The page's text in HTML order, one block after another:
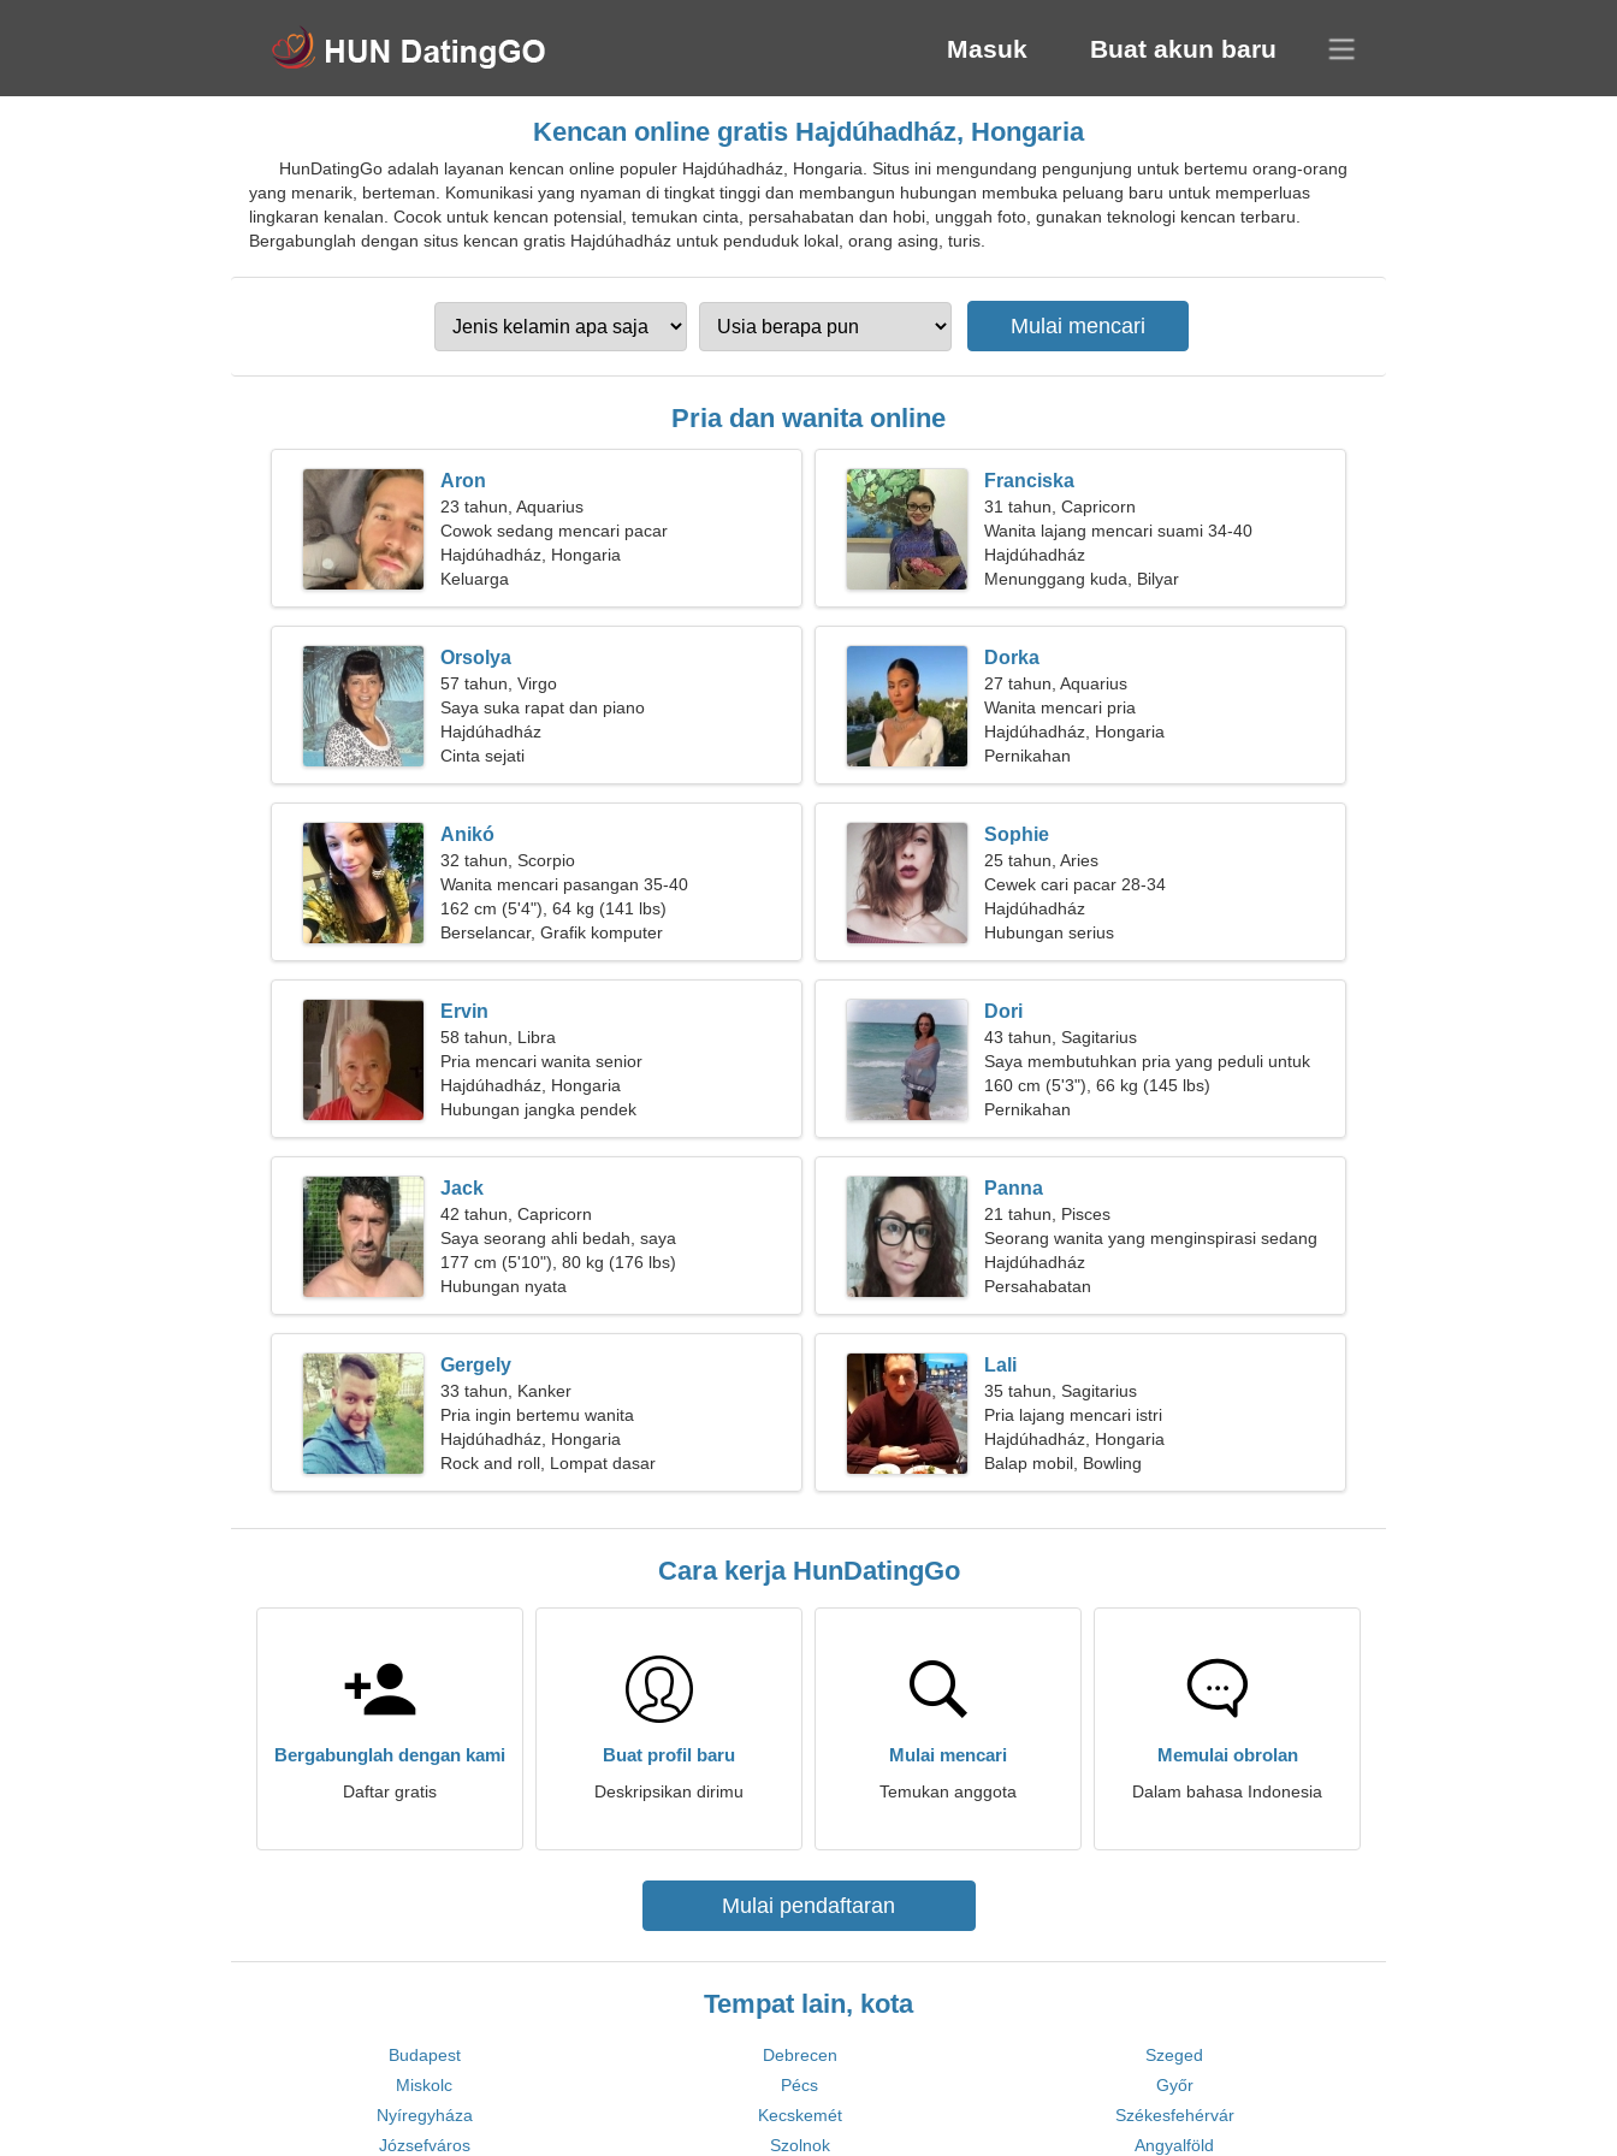
Masuk Buat akun baru
Kencan online gratis Hajdúhadház, Hongaria
HunDatingGo adalah layanan kencan online populer Hajdúhadház, Hongaria. Situs ini mengundang pengunjung untuk bertemu orang-orang
yang menarik, berteman. Komunikasi yang nyaman di tingkat tinggi dan membangun hubungan membuka peluang baru untuk memperluas
lingkaran kenalan. Cocok untuk kencan potensial, temukan cinta, persahabatan dan hobi, unggah foto, gunakan teknologi kencan terbaru.
Bergabunglah dengan situs kencan gratis Hajdúhadház untuk penduduk lokal, orang asing, turis.
Pria dan wanita online
Aron
23 tahun, Aquarius
Cowok sedang mencari pacar
Hajdúhadház, Hongaria
Keluarga
Franciska
31 tahun, Capricorn
Wanita lajang mencari suami 34-40
Hajdúhadház
Menunggang kuda, Bilyar
Orsolya
57 tahun, Virgo
Saya suka rapat dan piano
Hajdúhadház
Cinta sejati
Dorka
27 tahun, Aquarius
Wanita mencari pria
Hajdúhadház, Hongaria
Pernikahan
Anikó
32 tahun, Scorpio
Wanita mencari pasangan 35-40
162 cm (5'4"), 64 kg (141 lbs)
Berselancar, Grafik komputer
Sophie
25 tahun, Aries
Cewek cari pacar 28-34
Hajdúhadház
Hubungan serius
Ervin
58 tahun, Libra
Pria mencari wanita senior
Hajdúhadház, Hongaria
Hubungan jangka pendek
Dori
43 tahun, Sagitarius
Saya membutuhkan pria yang peduli untuk
bermain ski bersama
160 cm (5'3"), 66 kg (145 lbs)
Pernikahan
Jack
42 tahun, Capricorn
Saya seorang ahli bedah, saya
membutuhkan seorang wanita yang
spektakuler
177 cm (5'10"), 80 kg (176 lbs)
Hubungan nyata
Panna
21 tahun, Pisces
Seorang wanita yang menginspirasi sedang
mencari hubungan
Hajdúhadház
Persahabatan
Gergely
33 tahun, Kanker
Pria ingin bertemu wanita
Hajdúhadház, Hongaria
Rock and roll, Lompat dasar
Lali
35 tahun, Sagitarius
Pria lajang mencari istri
Hajdúhadház, Hongaria
Balap mobil, Bowling
Cara kerja HunDatingGo
Bergabunglah dengan kami
Daftar gratis
Buat profil baru
Deskripsikan dirimu
Mulai mencari
Temukan anggota
Memulai obrolan
Dalam bahasa Indonesia
Mulai pendaftaran
Tempat lain, kota
Budapest Debrecen
Szeged
Miskolc
Pécs
Győr
Nyíregyháza
Kecskemét
Székesfehérvár
Józsefváros
Szolnok Angyalföld